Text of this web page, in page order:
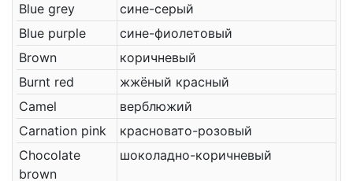
Blue grey
сине-серый
Blue purple
сине-фиолетовый
Brown
коричневый
Burnt red
жжёный красный
Camel
верблюжий
Carnation pink
красновато-розовый
Chocolate
brown
шоколадно-коричневый